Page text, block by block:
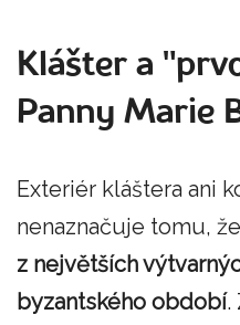
Klášter a
Panny Marie
Exteriér kláštera ani
nenaznačuje tomu,
z největších
byzantského období.